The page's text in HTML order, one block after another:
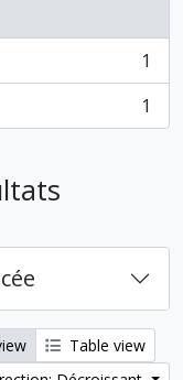
1
1
Table view